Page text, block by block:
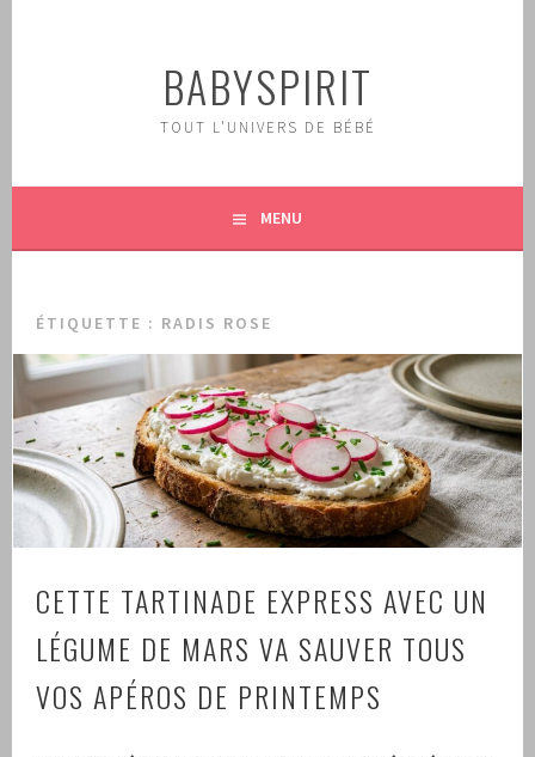
BABYSPIRIT
TOUT L'UNIVERS DE BÉBÉ
MENU
ÉTIQUETTE : RADIS ROSE
CETTE TARTINADE EXPRESS AVEC UN
LÉGUME DE MARS VA SAUVER TOUS
VOS APÉROS DE PRINTEMPS